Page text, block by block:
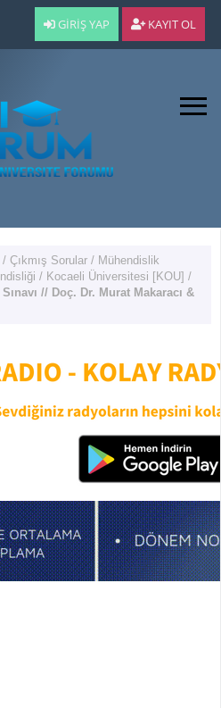
GIRIŞ YAP KAYIT OL
/Çıkmış Sorular / Mühendislik
/ Kocaeli Üniversitesi [KOU] /
// Doç. Dr. Murat Makaracı &